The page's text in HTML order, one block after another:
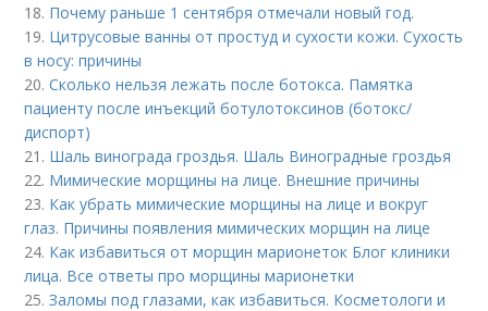
18. Почему раньше 1 сентября отмечали новый год.
19. Цитрусовые ванны от простуд и сухости кожи. Сухость
в носу: причины
20.Сколько нельзя лежать после ботокса. Памятка
пациенту после инъекций ботулотоксинов (ботокс/
диспорт)
21. Шаль винограда гроздья. Шаль Виноградные гроздья
22. Мимические морщины на лице. Внешние причины
23. Как убрать мимические морщины на лице и вокруг
глаз. Причины появления мимических морщин на лице
24. Как избавиться от морщин марионеток Блог клиники
лица. Все ответы про морщины марионетки
25.Заломы под глазами, как избавиться. Косметологи и